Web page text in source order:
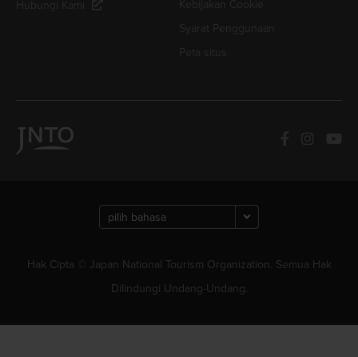
Hak Cipta © Japan National Tourism Organization. Semua Hak
Dilindungi Undang-Undang.